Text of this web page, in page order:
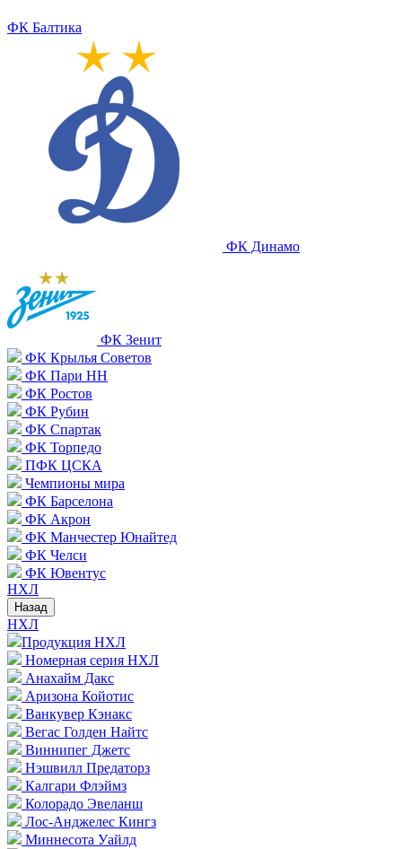
ФК Балтика
ФК Динамо
ФК Зенит
ФК Крылья Советов
ФК Пари НН
ФК Ростов
ФК Рубин
ФК Спартак
ФК Торпедо
ПФК ЦСКА
Чемпионы мира
ФК Барселона
ФК Акрон
ФК Манчестер Юнайтед
ФК Челси
ФК Ювентус
НХЛ
Назад
НХЛ
Продукция НХЛ
Номерная серия НХЛ
Анахайм Дакс
Аризона Койотис
Ванкувер Кэнакс
Вегас Голден Найтс
Виннипег Джетс
Нэшвилл Предаторз
Калгари Флэймз
Колорадо Эвеланш
Лос-Анджелес Кингз
Миннесота Уайлд